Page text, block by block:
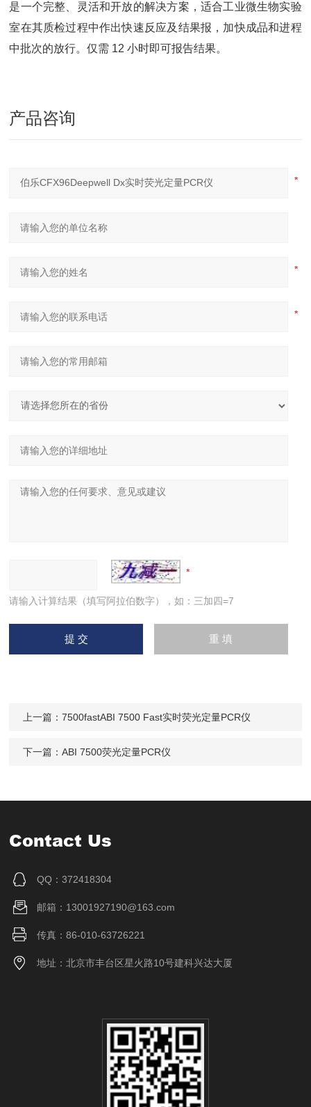
是一个完整、灵活和开放的解决方案，适合工业微生物实验
室在其质检过程中作出快速反应及结果报，加快成品和进程
中批次的放行。仅需 12 小时即可报告结果。
产品咨询
请输入计算结果（填写阿拉伯数字），如：三加四=7
上一篇：7500fastABI 7500 Fast实时荧光定量PCR仪
下一篇：ABI 7500荧光定量PCR仪
Contact Us
QQ：372418304
邮箱：13001927190@163.com
传真：86-010-63726221
地址：北京市丰台区星火路10号建科兴达大厦